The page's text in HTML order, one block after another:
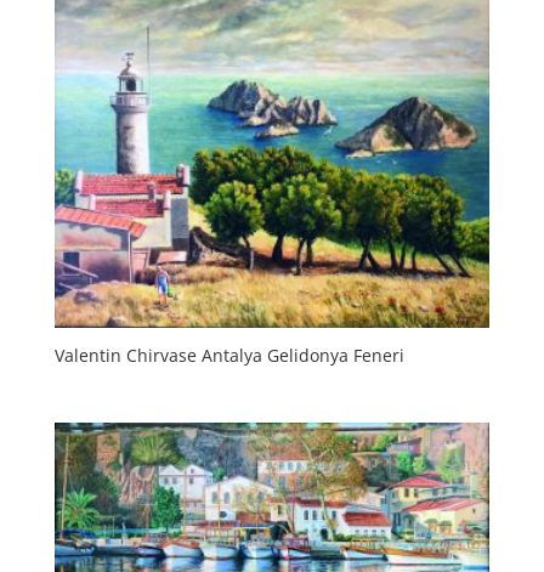
Valentin Chirvase Antalya Gelidonya Feneri